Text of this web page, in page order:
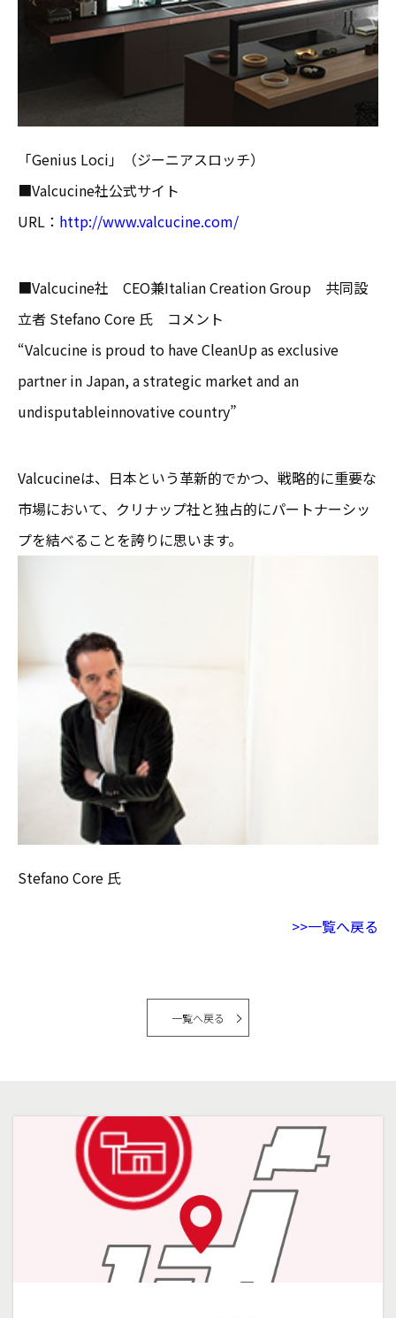
「Genius Loci」（ジーニアスロッチ）
■Valcucine社公式サイト
URL： http://www.valcucine.com/
■Valcucine社 CEO兼Italian Creation Group 共同設
立者 Stefano Core 氏 コメント
“Valcucine is proud to have CleanUp as exclusive
partner in Japan, a strategic market and an
undisputableinnovative country”
Valcucineは、日本という革新的でかつ、戦略的に重要な
市場において、クリナップ社と独占的にパートナーシッ
プを結べることを誇りに思います。
Stefano Core 氏
>>一覧へ戻る
一覧へ戻る